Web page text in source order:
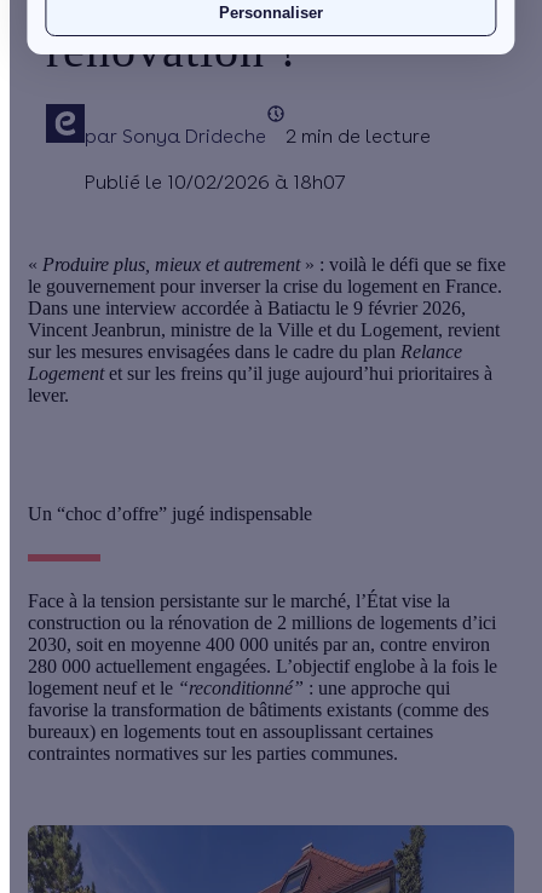
Personnaliser
rénovation ?
par Sonya Drideche
Publié le 10/02/2026 à 18h07
2 min de lecture
« Produire plus, mieux et autrement » : voilà le défi que se fixe
le gouvernement pour inverser la crise du logement en France.
Dans une interview accordée à Batiactu le 9 février 2026,
Vincent Jeanbrun, ministre de la Ville et du Logement, revient
sur les mesures envisagées dans le cadre du plan Relance
Logementet sur les freins qu’il juge aujourd’hui prioritaires à
lever.
Un “choc d’offre” jugé indispensable
Face à la tension persistante sur le marché, l’État vise la
construction ou la rénovation de 2 millions de logements d’ici
2030, soit en moyenne 400 000 unités par an, contre environ
280 000 actuellement engagées. L’objectif englobe à la fois le
logement neuf et le “reconditionné” : une approche qui
favorise la transformation de bâtiments existants (comme des
bureaux) en logements tout en assouplissant certaines
contraintes normatives sur les parties communes.